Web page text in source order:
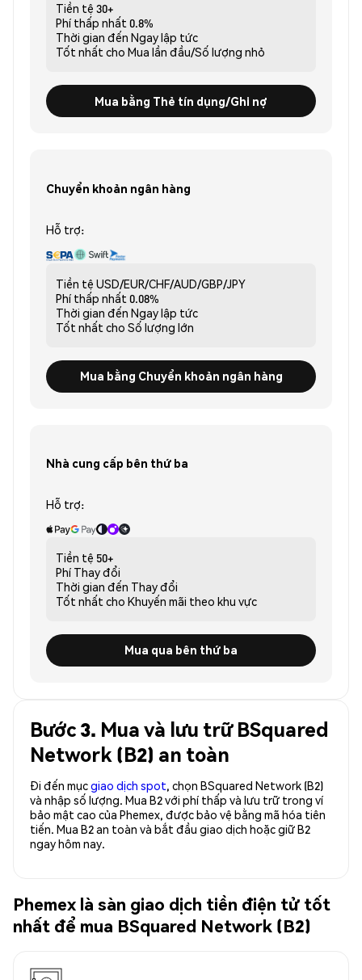
Tiền tệ 30+
Phí thấp nhất 0.8%
Thời gian đến Ngay lập tức
Tốt nhất cho Mua lần đầu/Số lượng nhỏ
Mua bằng Thẻ tín dụng/Ghi nợ
Chuyển khoản ngân hàng
Hỗ trợ:
Tiền tệ USD/EUR/CHF/AUD/GBP/JPY
Phí thấp nhất 0.08%
Thời gian đến Ngay lập tức
Tốt nhất cho Số lượng lớn
Mua bằng Chuyển khoản ngân hàng
Nhà cung cấp bên thứ ba
Hỗ trợ:
Tiền tệ 50+
Phí Thay đổi
Thời gian đến Thay đổi
Tốt nhất cho Khuyến mãi theo khu vực
Mua qua bên thứ ba
Bước 3. Mua và lưu trữ BSquared
Network (B2) an toàn
Đi đến mụcgiao dịch spot, chọn BSquared Network (B2)
và nhập số lượng. Mua B2 với phí thấp và lưu trữ trong ví
bảo mật cao của Phemex, được bảo vệ bằng mã hóa tiên
tiến. Mua B2 an toàn và bắt đầu giao dịch hoặc giữ B2
ngay hôm nay.
Phemex là sàn giao dịch tiền điện tử tốt
nhất để mua BSquared Network (B2)